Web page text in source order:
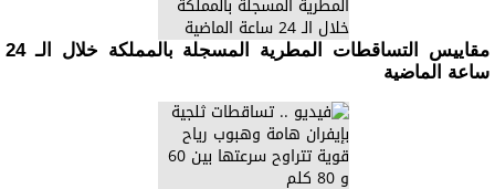
مقاييس التساقطات المطرية المسجلة بالمملكة خلال الـ 24
ساعة الماضية